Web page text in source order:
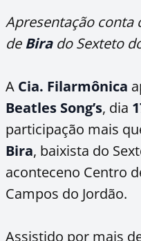
Apresentação conta
de Birado Sexteto
A Cia. Filarmônica
Beatles Song’s, dia
participação mais
Bira, baixista do
aconteceno Centro
Campos do Jordão.
Assistido por mais